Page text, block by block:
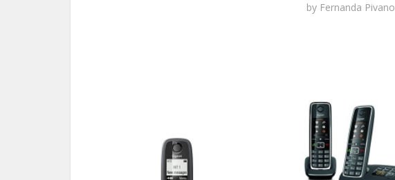
by Fernanda Pivano